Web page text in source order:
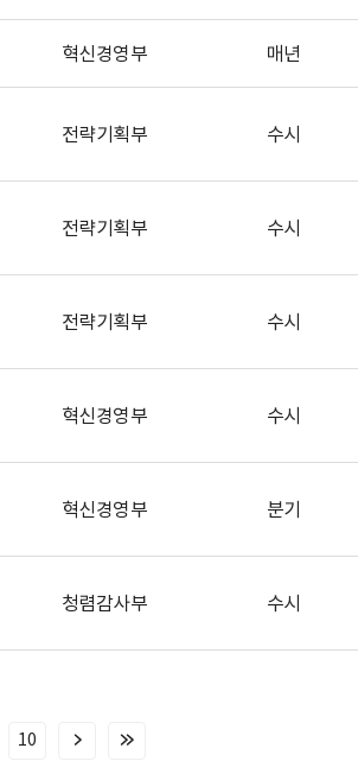
혁신경영부 매년
전략기획부 수시
전략기획부 수시
전략기획부 수시
혁신경영부 수시
혁신경영부 분기
청렴감사부 수시
10
다
마